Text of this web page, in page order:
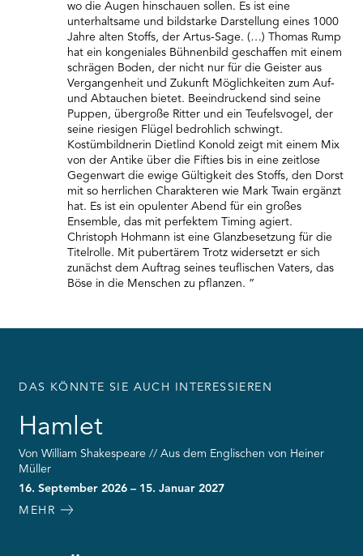
wo die Augen hinschauen sollen. Es ist eine
unterhaltsame und bildstarke Darstellung eines 1000
Jahre alten Stoffs, der Artus-Sage. (…) Thomas Rump
hat ein kongeniales Bühnenbild geschaffen mit einem
schrägen Boden, der nicht nur für die Geister aus
Vergangenheit und Zukunft Möglichkeiten zum Auf-
und Abtauchen bietet. Beeindruckend sind seine
Puppen, übergroße Ritter und ein Teufelsvogel, der
seine riesigen Flügel bedrohlich schwingt.
Kostümbildnerin Dietlind Konold zeigt mit einem Mix
von der Antike über die Fifties bis in eine zeitlose
Gegenwart die ewige Gültigkeit des Stoffs, den Dorst
mit so herrlichen Charakteren wie Mark Twain ergänzt
hat. Es ist ein opulenter Abend für ein großes
Ensemble, das mit perfektem Timing agiert.
Christoph Hohmann ist eine Glanzbesetzung für die
Titelrolle. Mit pubertärem Trotz widersetzt er sich
zunächst dem Auftrag seines teuflischen Vaters, das
Böse in die Menschen zu pflanzen. ”
DAS KÖNNTE SIE AUCH INTERESSIEREN
Hamlet
Von William Shakespeare // Aus dem Englischen von Heiner
Müller
16. September 2026 – 15. Januar 2027
MEHR